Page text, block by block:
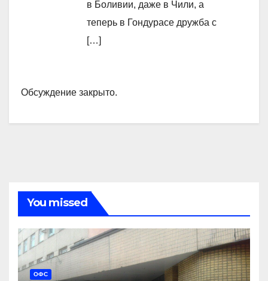
в Боливии, даже в Чили, а
теперь в Гондурасе дружба с
[…]
Обсуждение закрыто.
You missed
ОФС